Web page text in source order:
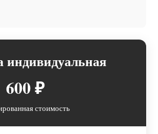
индивидуальная
600 ₽
стоимость